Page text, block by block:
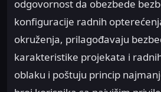
odgovornost da obezbede
konfiguracije radnih
okruženja, prilagođavaju
karakteristike projekata i
oblaku i poštuju princip